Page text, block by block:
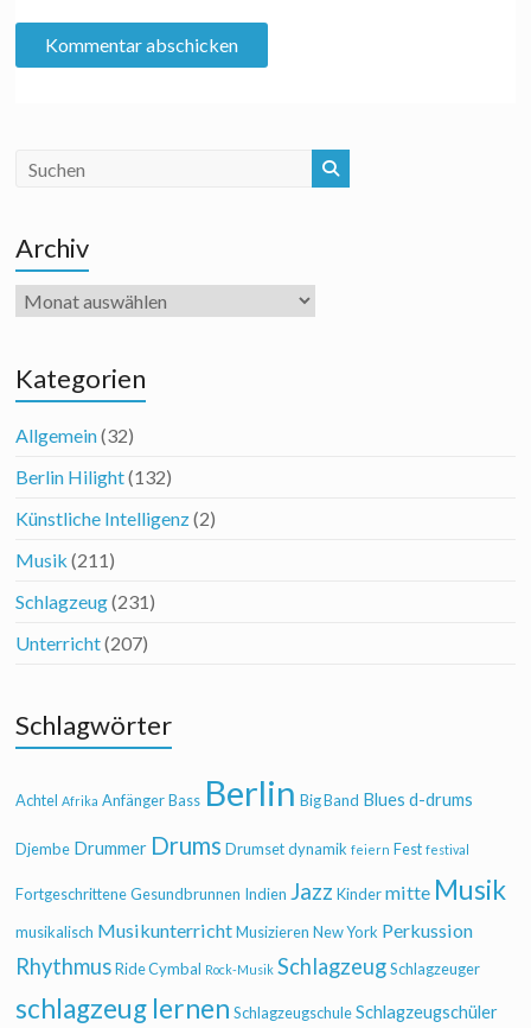
Archiv
Archiv
Kategorien
Allgemein(32)
Berlin Hilight(132)
Künstliche Intelligenz(2)
Musik (211)
Schlagzeug(231)
Unterricht(207)
Schlagwörter
Achtel Afrika Anfänger Bass Berlin Big Band Blues d-drums
Djembe Drummer Drums Drumset dynamik feiern Fest festival
Fortgeschrittene Gesundbrunnen Indien Jazz Kinder mitte Musik
musikalisch Musikunterricht Musizieren New York Perkussion
Rhythmus Ride Cymbal Rock-Musik Schlagzeug Schlagzeuger
schlagzeug lernen Schlagzeugschule Schlagzeugschüler